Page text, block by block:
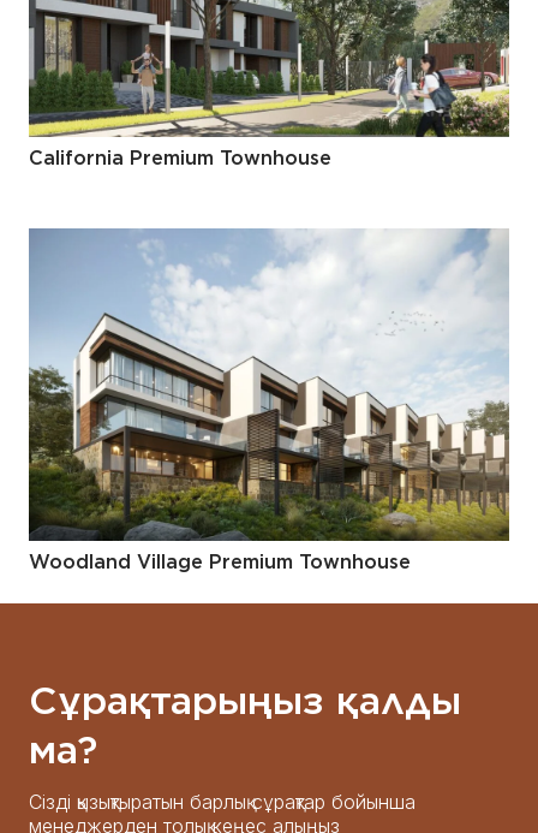
California Premium Townhouse
Woodland Village Premium Townhouse
Сұрақтарыңыз қалды
ма?
Сізді қызықтыратын барлық сұрақтар бойынша
менеджерден толық кеңес алыңыз